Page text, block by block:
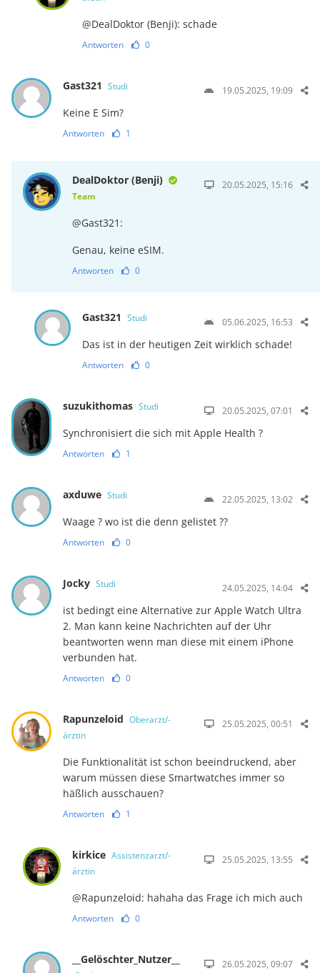
@DealDoktor (Benji): schade
Antworten 0
Gast321 Studi 19.05.2025, 19:09
Keine E Sim?
Antworten 1
DealDoktor (Benji)
Team
20.05.2025, 15:16
@Gast321:
Genau, keine eSIM.
Antworten 0
Gast321 Studi 05.06.2025, 16:53
Das ist in der heutigen Zeit wirklich schade!
Antworten 0
suzukithomas Studi 20.05.2025, 07:01
Synchronisiert die sich mit Apple Health ?
Antworten 1
axduwe Studi 22.05.2025, 13:02
Waage ? wo ist die denn gelistet ??
Antworten 0
Jocky Studi 24.05.2025, 14:04
ist bedingt eine Alternative zur Apple Watch Ultra
2. Man kann keine Nachrichten auf der Uhr
beantworten wenn man diese mit einem iPhone
verbunden hat.
Antworten 0
Rapunzeloid Oberarzt/-
ärztin
25.05.2025, 00:51
Die Funktionalität ist schon beeindruckend, aber
warum müssen diese Smartwatches immer so
häßlich ausschauen?
Antworten 1
kirkice Assistenzarzt/-
ärztin
25.05.2025, 13:55
@Rapunzeloid: hahaha das Frage ich mich auch
Antworten 0
__Gelöschter_Nutzer__ 26.05.2025, 09:07